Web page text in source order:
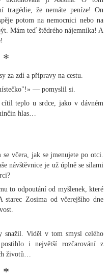
tragédie, že nemáte peníze! On
potom na nemocnici nebo na
Mám teď štědrého nájemníka! A
*
za zdí a přípravy na cestu.
— pomyslil si.
teplo u srdce, jako v dávném
hlas…
včera, jak se jmenujete po otci.
návštěvnice je už úplně se silami
to odpoutání od myšlenek, které
starec Zosima od včerejšího dne
snažil. Viděl v tom smysl celého
i největší rozčarování z
životů…
*